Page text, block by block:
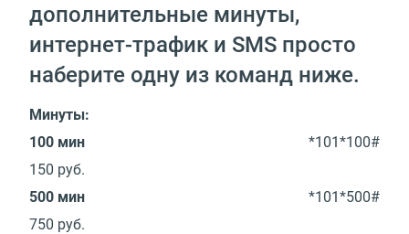
дополнительные минуты,
интернет-трафик и SMS просто
наберите одну из команд ниже.
Минуты:
100 мин
*101*100#
150 руб.
500 мин
*101*500#
750 руб.